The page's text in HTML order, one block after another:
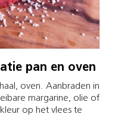
pan en oven
oven. Aanbraden in
margarine, olie of
op het vlees te